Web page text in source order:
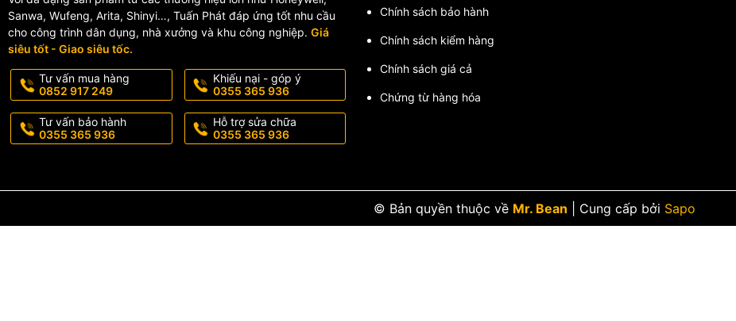
Sanwa, Wufeng, Arita, Shinyi…, Tuấn Phát đáp ứng tốt nhu cầu
cho công trình dân dụng, nhà xưởng và khu công nghiệp. Giá
siêu tốt - Giao siêu tốc.
Tư vấn mua hàng
0852 917 249
Khiếu nại - góp ý
0355 365 936
Tư vấn bảo hành
0355 365 936
Hỗ trợ sửa chữa
0355 365 936
Chính sách bảo hành
Chính sách kiểm hàng
Chính sách giá cả
Chứng từ hàng hóa
© Bản quyền thuộc về Mr. Bean Cung cấp bởi Sapo